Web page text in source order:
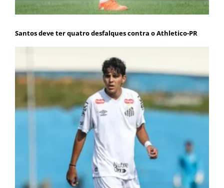
Santos deve ter quatro desfalques contra o Athletico-PR